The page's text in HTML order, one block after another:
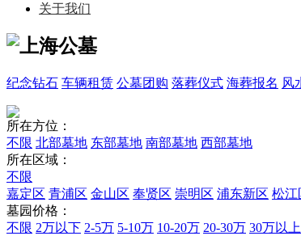
关于我们
纪念钻石 车辆租赁 公墓团购 落葬仪式 海葬报名 风
所在方位：
不限 北部墓地 东部墓地 南部墓地 西部墓地
所在区域：
不限
嘉定区 青浦区 金山区 奉贤区 崇明区 浦东新区 松江
墓园价格：
不限 2万以下 2-5万 5-10万 10-20万 20-30万 30万以上